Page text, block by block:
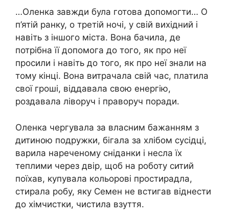
…Оленка завжди була готова допомогти… О
п’ятій ранку, о третій ночі, у свій вихідний і
навіть з іншого міста. Вона бачила, де
потрібна її допомога до того, як про неї
просили і навіть до того, як про неї знали на
тому кінці. Вона витрачала свій час, платила
свої гроші, віддавала свою енергію,
роздавала ліворуч і праворуч поради.
Оленка чергувала за власним бажанням з
дитиною подружки, бігала за хлібом сусідці,
варила нареченому сніданки і несла їх
теплими через двір, щоб на роботу ситий
поїхав, купувала кольорові простирадла,
стирала робу, яку Семен не встигав віднести
до хімчистки, чистила взуття.